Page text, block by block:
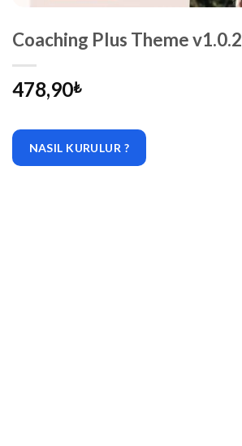
Coaching Plus Theme v1.0.2
478,90₺
NASIL KURULUR ?